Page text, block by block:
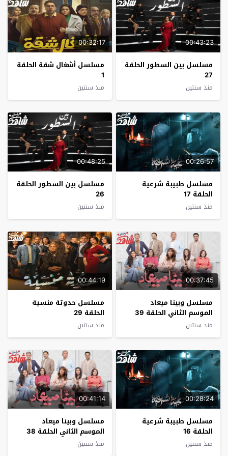
00:43:23
مسلسل بين السطور الحلقة
27
منذ سنتين
00:32:17
مسلسل أشغال شقة الحلقة
1
منذ سنتين
00:26:57
مسلسل طبيبة شرعية
الحلقة 17
منذ سنتين
00:48:25
مسلسل بين السطور الحلقة
26
منذ سنتين
00:37:45
مسلسل وبينا ميعاد
الموسم الثاني الحلقة 39
منذ سنتين
00:44:19
مسلسل حدوتة منسية
الحلقة 29
منذ سنتين
00:28:24
مسلسل طبيبة شرعية
الحلقة 16
منذ سنتين
00:41:14
مسلسل وبينا ميعاد
الموسم الثاني الحلقة 38
منذ سنتين